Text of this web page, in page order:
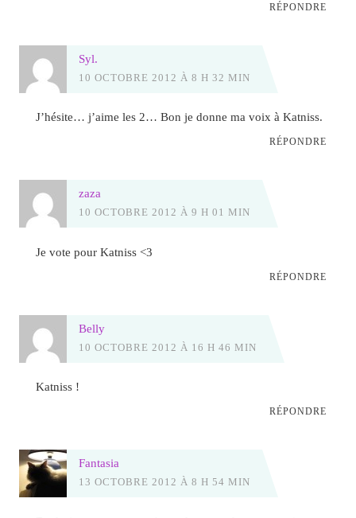
RÉPONDRE
Syl.
10 OCTOBRE 2012 À 8 H 32 MIN
J’hésite… j’aime les 2… Bon je donne ma voix à Katniss.
RÉPONDRE
zaza
10 OCTOBRE 2012 À 9 H 01 MIN
Je vote pour Katniss <3
RÉPONDRE
Belly
10 OCTOBRE 2012 À 16 H 46 MIN
Katniss !
RÉPONDRE
Fantasia
13 OCTOBRE 2012 À 8 H 54 MIN